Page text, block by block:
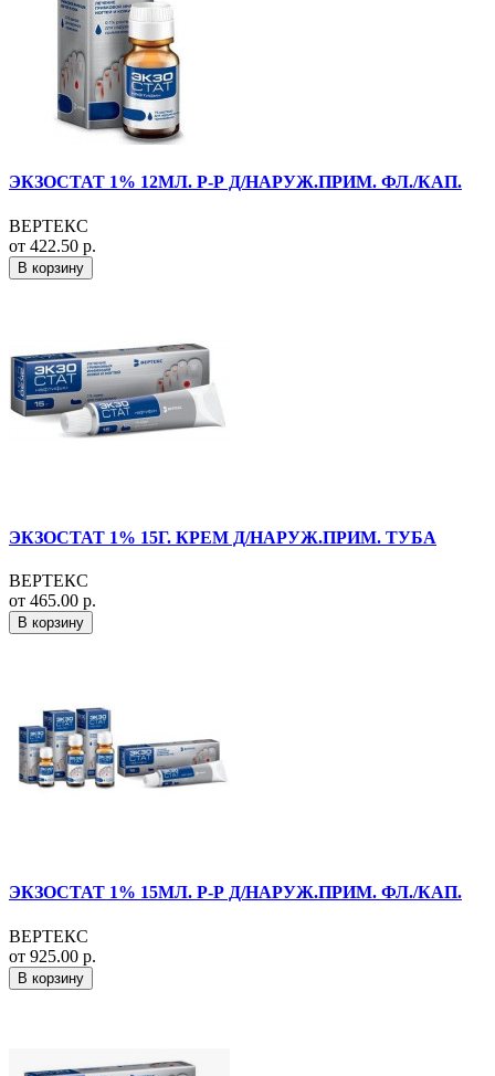
ЭКЗОСТАТ 1% 12МЛ. Р-Р Д/НАРУЖ.ПРИМ. ФЛ./КАП.
ВЕРТЕКС
от 422.50 р.
В корзину
ЭКЗОСТАТ 1% 15Г. КРЕМ Д/НАРУЖ.ПРИМ. ТУБА
ВЕРТЕКС
от 465.00 р.
В корзину
ЭКЗОСТАТ 1% 15МЛ. Р-Р Д/НАРУЖ.ПРИМ. ФЛ./КАП.
ВЕРТЕКС
от 925.00 р.
В корзину